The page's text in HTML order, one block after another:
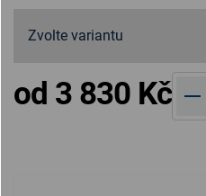
od 3 830 Kč